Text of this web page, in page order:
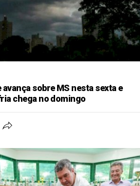
sobre MS nesta sexta e
chega no domingo